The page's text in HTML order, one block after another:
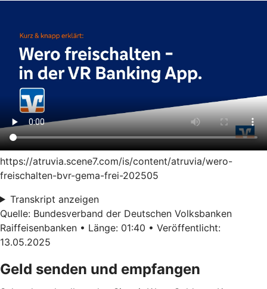
https://atruvia.scene7.com/is/content/atruvia/wero-
freischalten-bvr-gema-frei-202505
Transkript anzeigen
Quelle: Bundesverband der Deutschen Volksbanken
Raiffeisenbanken • Länge: 01:40 • Veröffentlicht:
13.05.2025
Geld senden und empfangen